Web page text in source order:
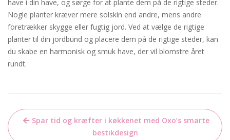
have i din have, og sørge for at plante dem på de rigtige steder.
Nogle planter kræver mere solskin end andre, mens andre
foretrækker skygge eller fugtig jord. Ved at vælge de rigtige
planter til din jordbund og placere dem på de rigtige steder, kan
du skabe en harmonisk og smuk have, der vil blomstre året
rundt.
Indlægsnavigation
Spar tid og kræfter i køkkenet med Oxo’s smarte
bestikdesign